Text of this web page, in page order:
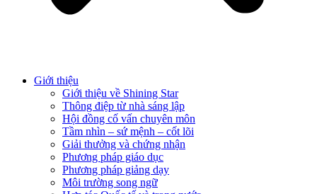
Giới thiệu
Giới thiệu về Shining Star
Thông điệp từ nhà sáng lập
Hội đồng cố vấn chuyên môn
Tầm nhìn – sứ mệnh – cốt lõi
Giải thưởng và chứng nhận
Phương pháp giáo dục
Phương pháp giảng dạy
Môi trường song ngữ